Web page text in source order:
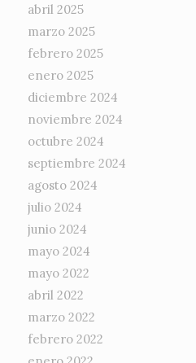
abril 2025
marzo 2025
febrero 2025
enero 2025
diciembre 2024
noviembre 2024
octubre 2024
septiembre 2024
agosto 2024
julio 2024
junio 2024
mayo 2024
mayo 2022
abril 2022
marzo 2022
febrero 2022